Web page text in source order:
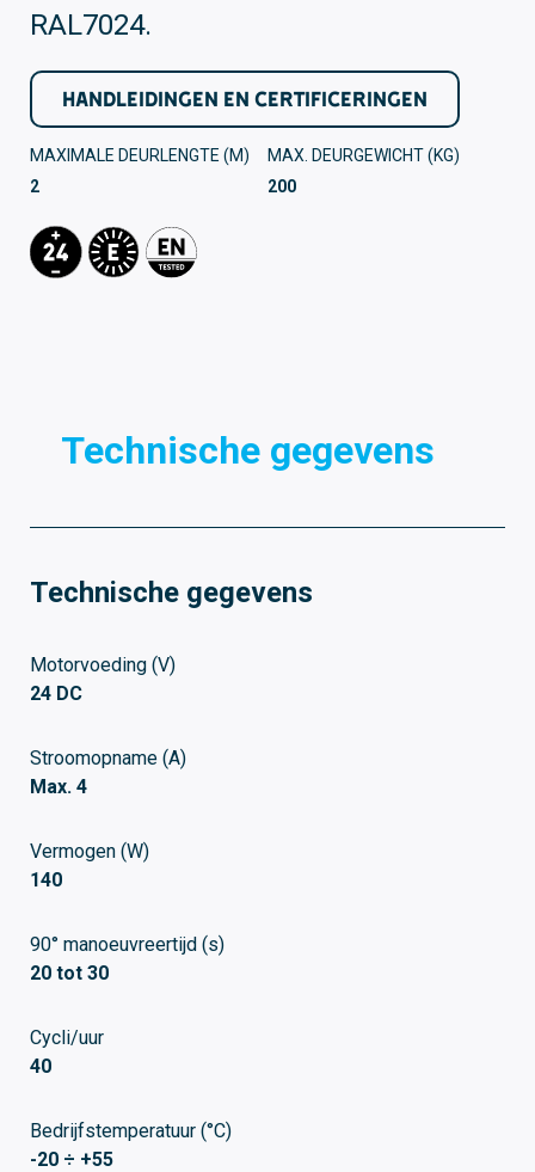
RAL7024.
HANDLEIDINGEN EN CERTIFICERINGEN
MAXIMALE DEURLENGTE (M)
2
MAX. DEURGEWICHT (KG)
200
Technische gegevens
Technische gegevens
Motorvoeding (V)
24 DC
Stroomopname (A)
Max. 4
Vermogen (W)
140
90° manoeuvreertijd (s)
20 tot 30
Cycli/uur
40
Bedrijfstemperatuur (°C)
-20 ÷ +55